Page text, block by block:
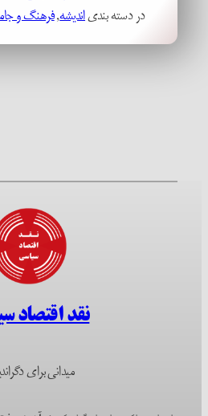
در دسته بندیاندیشه, فرهنگ و
نقد اقتصاد
میدانی برای